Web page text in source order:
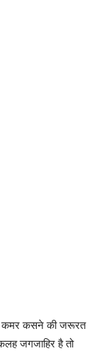
कमर कसने की जरूरत
जगजाहिर है तो